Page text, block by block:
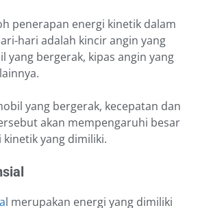
penerapan energi kinetik dalam
hari adalah kincir angin yang
yang bergerak, kipas angin yang
yang bergerak, kecepatan dan
akan mempengaruhi besar
kinetik yang dimiliki.
l merupakan energi yang dimiliki